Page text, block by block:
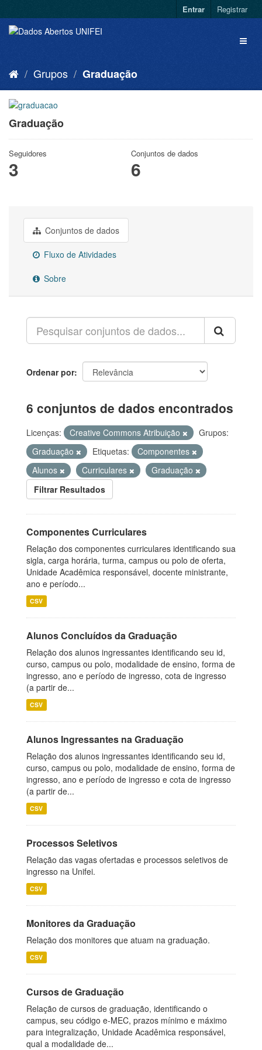
Entrar Registrar
Grupos Graduação
Graduação
Seguidores
3
Conjuntos de dados
6
Conjuntos de dados
Fluxo de Atividades
Sobre
Ordenar por
6 conjuntos de dados encontrados
Licenças: Creative Commons Atribuição
Grupos:
Graduação
Etiquetas:
Componentes
Alunos
Curriculares
Graduação
Filtrar Resultados
Componentes Curriculares
Relação dos componentes curriculares identificando sua
sigla, carga horária, turma, campus ou polo de oferta,
Unidade Acadêmica responsável, docente ministrante,
ano e período...
CSV
Alunos Concluídos da Graduação
Relação dos alunos ingressantes identificando seu id,
curso, campus ou polo, modalidade de ensino, forma de
ingresso, ano e período de ingresso, cota de ingresso
(a partir de...
CSV
Alunos Ingressantes na Graduação
Relação dos alunos ingressantes identificando seu id,
curso, campus ou polo, modalidade de ensino, forma de
ingresso, ano e período de ingresso e cota de ingresso
(a partir de...
CSV
Processos Seletivos
Relação das vagas ofertadas e processos seletivos de
ingresso na Unifei.
CSV
Monitores da Graduação
Relação dos monitores que atuam na graduação.
CSV
Cursos de Graduação
Relação de cursos de graduação, identificando o
campus, seu código e-MEC, prazos mínimo e máximo
para integralização, Unidade Acadêmica responsável,
qual a modalidade de...